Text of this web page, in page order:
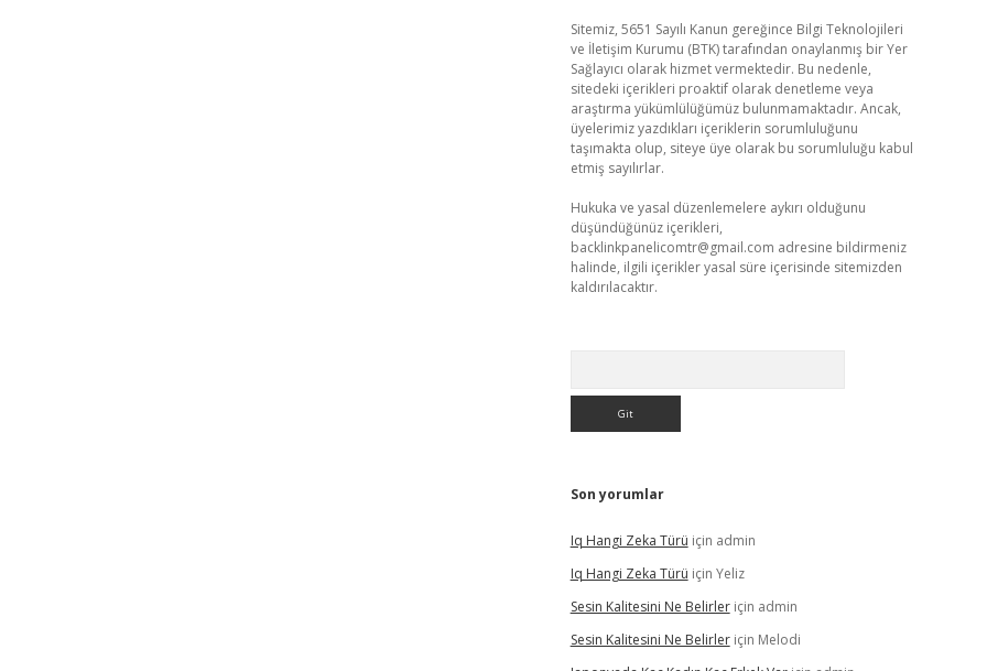
Sitemiz, 5651 Sayılı Kanun gereğince Bilgi Teknolojileri
ve İletişim Kurumu (BTK) tarafından onaylanmış bir Yer
Sağlayıcı olarak hizmet vermektedir. Bu nedenle,
sitedeki içerikleri proaktif olarak denetleme veya
araştırma yükümlülüğümüz bulunmamaktadır. Ancak,
üyelerimiz yazdıkları içeriklerin sorumluluğunu
taşımakta olup, siteye üye olarak bu sorumluluğu kabul
etmiş sayılırlar.
Hukuka ve yasal düzenlemelere aykırı olduğunu
düşündüğünüz içerikleri,
backlinkpanelicomtr@gmail.com adresine bildirmeniz
halinde, ilgili içerikler yasal süre içerisinde sitemizden
kaldırılacaktır.
Son yorumlar
Iq Hangi Zeka Türü için admin
Iq Hangi Zeka Türü için Yeliz
Sesin Kalitesini Ne Belirleriçin admin
Sesin Kalitesini Ne Belirleriçin Melodi